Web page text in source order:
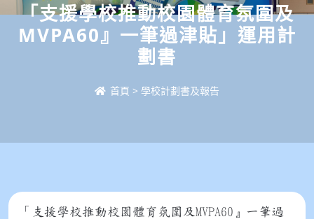
「支援學校推動校園體育氛圍及
MVPA60』一筆過津貼」運用計
劃書
首頁 > 學校計劃書及報告
「支援學校推動校園體育氛圍及MVPA60』一筆過